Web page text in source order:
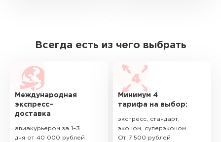
Всегда есть из чего выбрать
Международная
экспресс–
доставка
авиакурьером за 1–3
дня от 40 000 рублей
Минимум 4
тарифа на выбор:
экспресс, стандарт,
эконом, суперэконом
От 7 500 рублей